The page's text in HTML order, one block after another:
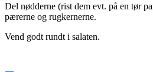
Del nødderne (rist dem evt. på en tør
pærerne og rugkernerne.
Vend godt rundt i salaten.